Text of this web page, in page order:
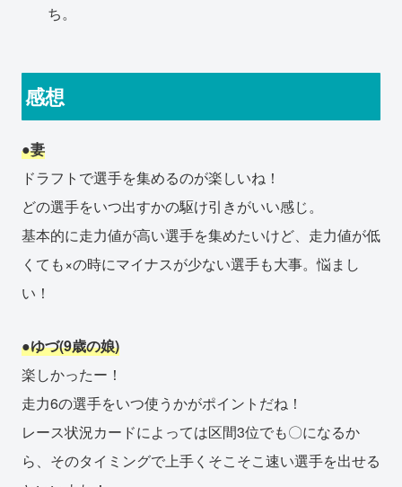
ち。
感想
●妻
ドラフトで選手を集めるのが楽しいね！
どの選手をいつ出すかの駆け引きがいい感じ。
基本的に走力値が高い選手を集めたいけど、走力値が低
くても×の時にマイナスが少ない選手も大事。悩まし
い！
●ゆづ(9歳の娘)
楽しかったー！
走力6の選手をいつ使うかがポイントだね！
レース状況カードによっては区間3位でも〇になるか
ら、そのタイミングで上手くそこそこ速い選手を出せる